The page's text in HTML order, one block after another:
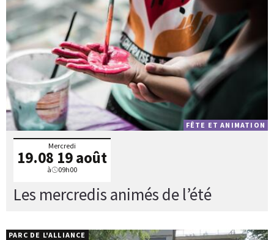
Les mercredis animés de l’été
Mercredi
19.08 19 août
à 09h00
FÊTE ET ANIMATION
PARC DE L'ALLIANCE